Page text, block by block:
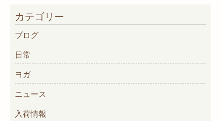
ブ
カテゴリー
ブログ
日常
ヨガ
ニュース
入荷情報